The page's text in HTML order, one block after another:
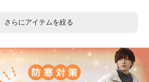
さらにアイテムを絞る